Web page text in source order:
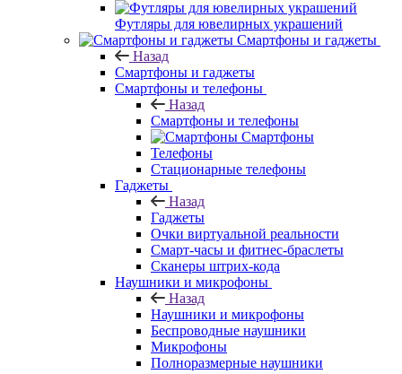
Футляры для ювелирных украшений
Смартфоны и гаджеты
Назад
Смартфоны и гаджеты
Смартфоны и телефоны
Назад
Смартфоны и телефоны
Смартфоны
Телефоны
Стационарные телефоны
Гаджеты
Назад
Гаджеты
Очки виртуальной реальности
Смарт-часы и фитнес-браслеты
Сканеры штрих-кода
Наушники и микрофоны
Назад
Наушники и микрофоны
Беспроводные наушники
Микрофоны
Полноразмерные наушники